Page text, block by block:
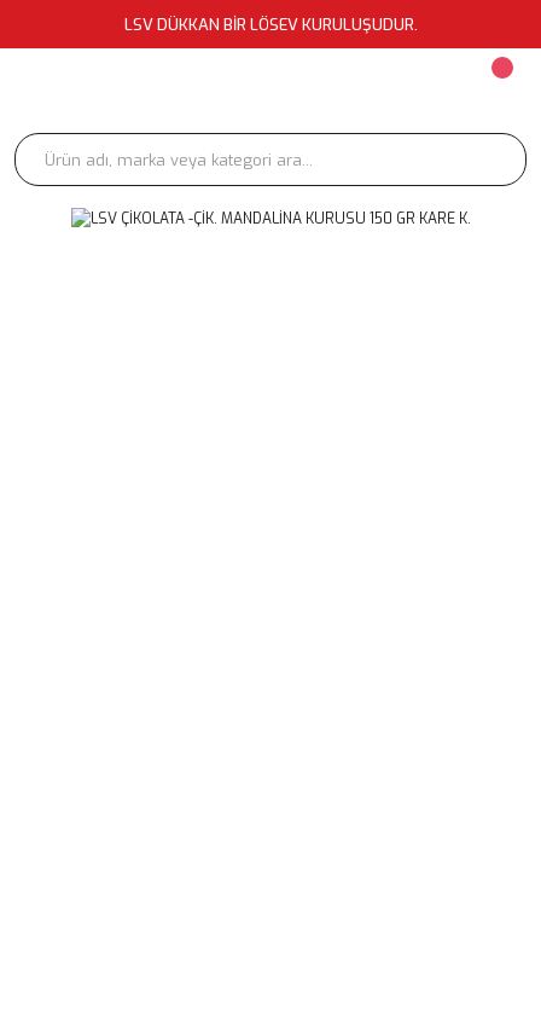
LSV DÜKKAN BİR LÖSEV KURULUŞUDUR.